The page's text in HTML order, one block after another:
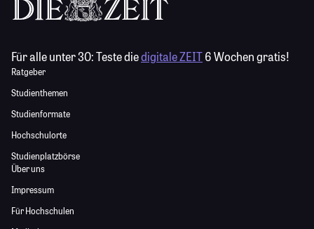
Für alle unter 30:Teste diedigitale ZEIT6 Wochen gratis!
Ratgeber
Studienthemen
Studienformate
Hochschulorte
Studienplatzbörse
Über uns
Impressum
Für Hochschulen